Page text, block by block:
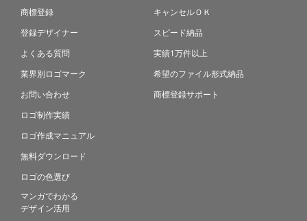
商標登録
登録デザイナー
よくある質問
業界別ロゴマーク
お問い合わせ
ロゴ制作実績
ロゴ作成マニュアル
無料ダウンロード
ロゴの色選び
マンガでわかる
デザイン活用
キャンセルＯＫ
スピード納品
実績1万件以上
希望のファイル形式納品
商標登録サポート